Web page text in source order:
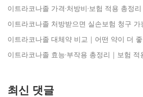
이트라코나졸 가격·처방비·보험 적용 총정리
이트라코나졸 처방받으면 실손보험 청구 가
이트라코나졸 대체약 비교｜어떤 약이 더
이트라코나졸 효능·부작용 총정리｜보험 적
최신 댓글